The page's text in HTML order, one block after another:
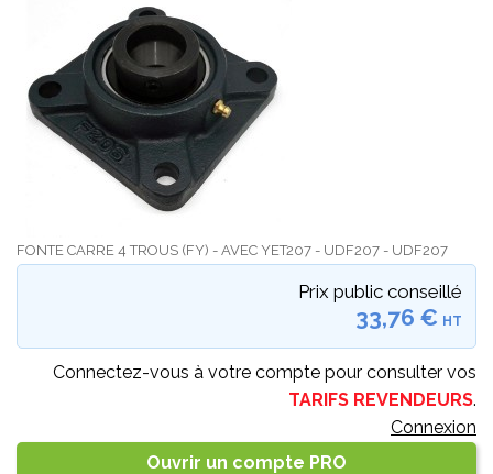
FONTE CARRE 4 TROUS (FY) - AVEC YET207 - UDF207 - UDF207
Prix public conseillé
33,76 € HT
Connectez-vous à votre compte pour consulter vos
TARIFS REVENDEURS.
Connexion
Ouvrir un compte PRO